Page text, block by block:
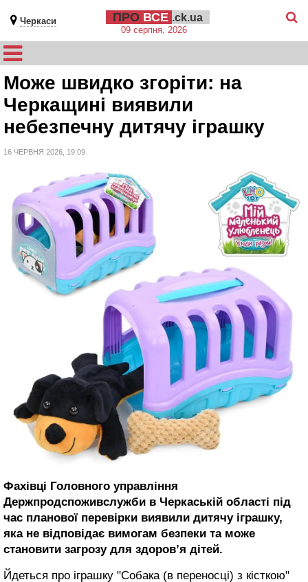
Черкаси ПРО ВСЕ .ck.ua
09 серпня, 2026
Може швидко згоріти: на
Черкащині виявили
небезпечну дитячу іграшку
16 ЧЕРВНЯ 2026, 19:09
Фахівці Головного управління
Держпродспоживслужби в Черкаській області під
час планової перевірки виявили дитячу іграшку,
яка не відповідає вимогам безпеки та може
становити загрозу для здоров’я дітей.
Йдеться про іграшку "Собака (в переносці) з кісткою"